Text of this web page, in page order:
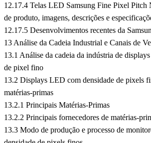
12.17.4 Telas LED Samsung Fine Pixel Pitch
de produto, imagens, descrições e
12.17.5 Desenvolvimentos recentes da
13 Análise da Cadeia Industrial e Canais de
13.1 Análise da cadeia da indústria de
de pixel fino
13.2 Displays LED com densidade de pixels
matérias-primas
13.2.1 Principais Matérias-Primas
13.2.2 Principais fornecedores de matérias-
13.3 Modo de produção e processo de